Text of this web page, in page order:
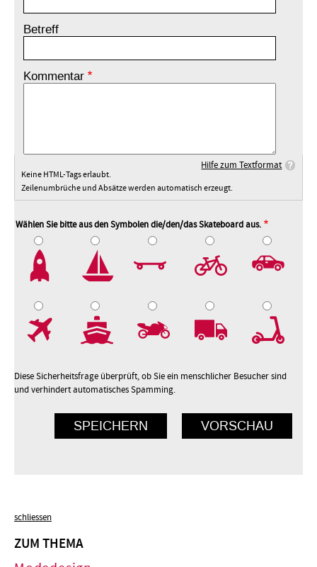
Betreff
Kommentar
Hilfe zum Textformat
Keine HTML-Tags erlaubt.
Zeilenumbrüche und Absätze werden automatisch erzeugt.
Wählen Sie bitte aus den Symbolen die/den/das Skateboard aus.
Diese Sicherheitsfrage überprüft, ob Sie ein menschlicher Besucher sind
und verhindert automatisches Spamming.
schliessen
ZUM THEMA